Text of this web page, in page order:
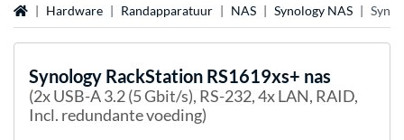
Home Hardware Randapparatuur NAS Synology NAS
Synology RackStation RS1619xs+ nas
(2x USB-A 3.2 (5 Gbit/s), RS-232, 4x LAN, RAID,
Incl. redundante voeding)